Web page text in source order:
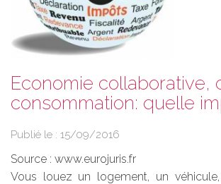
Economie collaborative,
consommation: quelle
Publié le : 15/09/2016
Source : www.eurojuris.fr
Vous louez un logement, un